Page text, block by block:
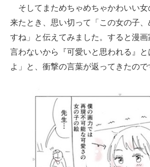
そしてまためちゃめちゃかわいい女
来たとき、思い切って「この女の子
すね」と伝えてみました。すると漫
言わないから『可愛いと思われる』と
よ」と、衝撃の言葉が返ってきたので